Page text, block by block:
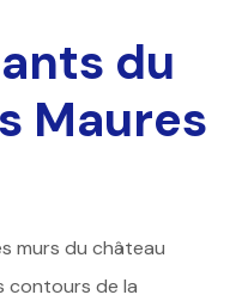
du
Maures
murs du château
contours de la